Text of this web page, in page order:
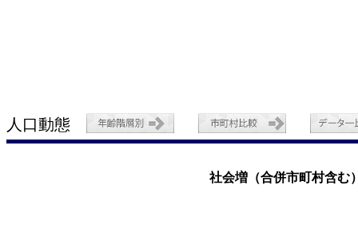
人口動態
社会増（合併市町村含む